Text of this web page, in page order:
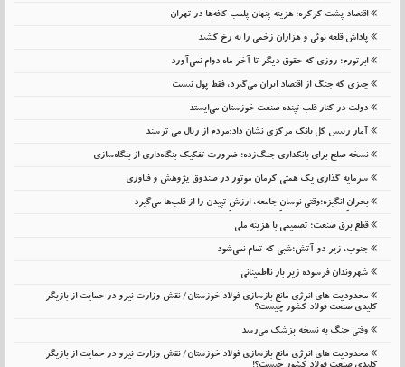
اقتصاد پشت کرکره؛ هزینه پنهان پلمب کافه‌ها در تهران
پاداش قلعه نوئی و هزاران زخمی را به رخ کشید
ابرتورم؛ روزی که حقوق دیگر تا آخر ماه دوام نمی‌آورد
چیزی که جنگ از اقتصاد ایران می‌گیرد، فقط پول نیست
دولت در کنار قلب تپنده صنعت خوزستان می‌ایستد
آمار رییس کل بانک مرکزی نشان داد:مردم از ریال می ترسند
نسخه صلح برای بانکداری جنگ‌زده؛ ضرورت تفکیک بنگاه‌داری از بنگاه‌سازی
سرمایه گذاری یک همتی کرمان موتور در صندوق پژوهش و فناوری
بحرانِ انگیزه؛وقتی نوسانِ جامعه، ارزشِ تپیدن را از قلب‌ها می‌گیرد
قطع برق صنعت؛ تصمیمی با هزینه ملی
جنوب، زیر دو آتش؛شبی که تمام نمی‌شود
شهروندان فرسوده زیر بار نااطمینانی
محدودیت های انرژی مانع بازسازی فولاد خوزستان/ نقش وزارت نیرو در حمایت از بازیگر
کلیدی صنعت فولاد کشور چیست؟
وقتی جنگ به نسخه پزشک می‌رسد
محدودیت های انرژی مانع بازسازی فولاد خوزستان/ نقش وزارت نیرو در حمایت از بازیگر